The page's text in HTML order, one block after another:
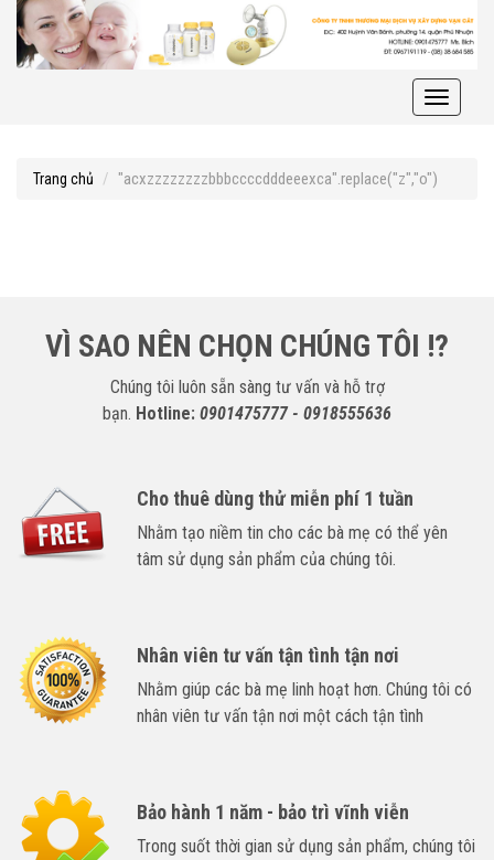
Toggle
Trang chủ "acxzzzzzzzzbbbccccdddeeexca".replace("z","o")
VÌ SAO NÊN CHỌN CHÚNG TÔI !?
Chúng tôi luôn sẵn sàng tư vấn và hỗ trợ
bạn. Hotline: 0901475777 - 0918555636
Cho thuê dùng thử miễn phí 1 tuần
Nhằm tạo niềm tin cho các bà mẹ có thể yên
tâm sử dụng sản phẩm của chúng tôi.
Nhân viên tư vấn tận tình tận nơi
Nhằm giúp các bà mẹ linh hoạt hơn. Chúng tôi có
nhân viên tư vấn tận nơi một cách tận tình
Bảo hành 1 năm - bảo trì vĩnh viễn
Trong suốt thời gian sử dụng sản phẩm, chúng tôi